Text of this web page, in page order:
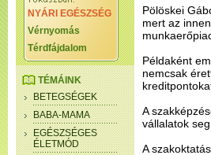
NYÁRI EGÉSZSÉG
Vérnyomás
Térdfájdalom
TÉMÁINK
BETEGSÉGEK
BABA-MAMA
EGÉSZSÉGES
ÉLETMÓD
Pölöskei
mert az
Példaként
nemcsak
A
vállalatok
A